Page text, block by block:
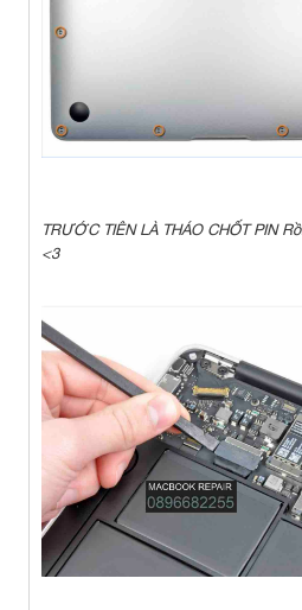
TRƯỚC TIÊN LÀ THÁO CHỐT PIN
<3